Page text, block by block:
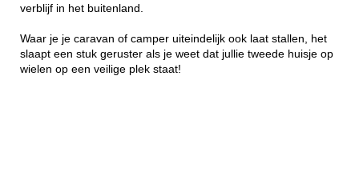
verblijf in het buitenland.
Waar je je caravan of camper uiteindelijk ook laat stallen, het
slaapt een stuk geruster als je weet dat jullie tweede huisje op
wielen op een veilige plek staat!